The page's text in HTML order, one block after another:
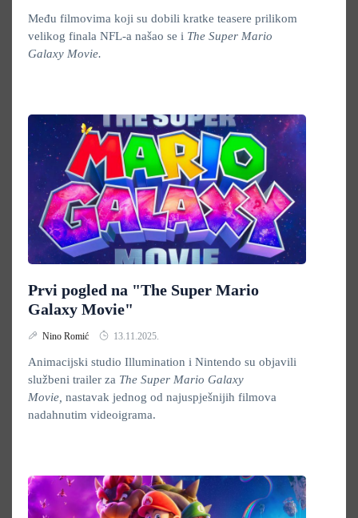
Među filmovima koji su dobili kratke teasere prilikom
velikog finala NFL-a našao se i The Super Mario
Galaxy Movie.
Prvi pogled na "The Super Mario
Galaxy Movie"
Nino Romić 13.11.2025.
Animacijski studio Illumination i Nintendo su objavili
službeni trailer za The Super Mario Galaxy
Movie nastavak jednog od najuspješnijih filmova
nadahnutim videoigrama.